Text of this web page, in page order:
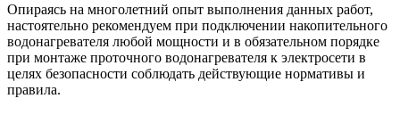
Опираясь на многолетний опыт выполнения данных работ,
настоятельно рекомендуем при подключении накопительного
водонагревателя любой мощности и в обязательном порядке
при монтаже проточного водонагревателя к электросети в
целях безопасности соблюдать действующие нормативы и
правила.